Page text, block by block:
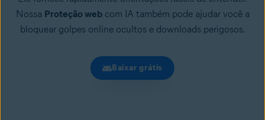
Nossa Proteção webcom IA também pode ajudar você a
bloquear golpes online ocultos e downloads perigosos.
Baixar grátis